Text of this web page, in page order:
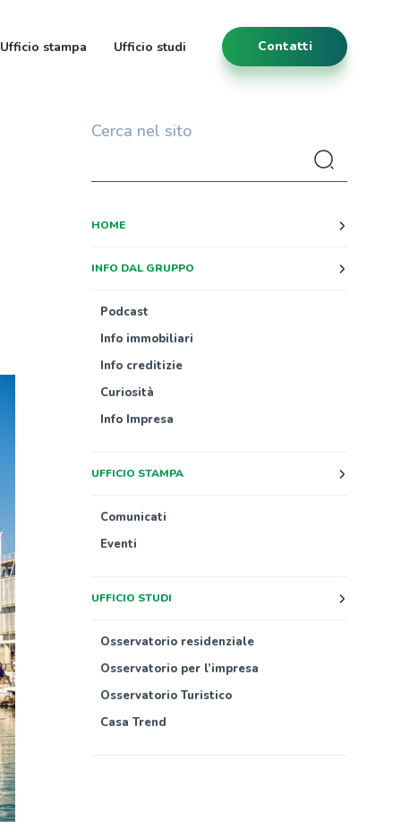
Contatti
Ufficio stampa Ufficio studi
Cerca nel sito
HOME
INFO DAL GRUPPO
Podcast
Info immobiliari
Info creditizie
Curiosità
Info Impresa
UFFICIO STAMPA
Comunicati
Eventi
UFFICIO STUDI
Osservatorio residenziale
Osservatorio per l’impresa
Osservatorio Turistico
Casa Trend